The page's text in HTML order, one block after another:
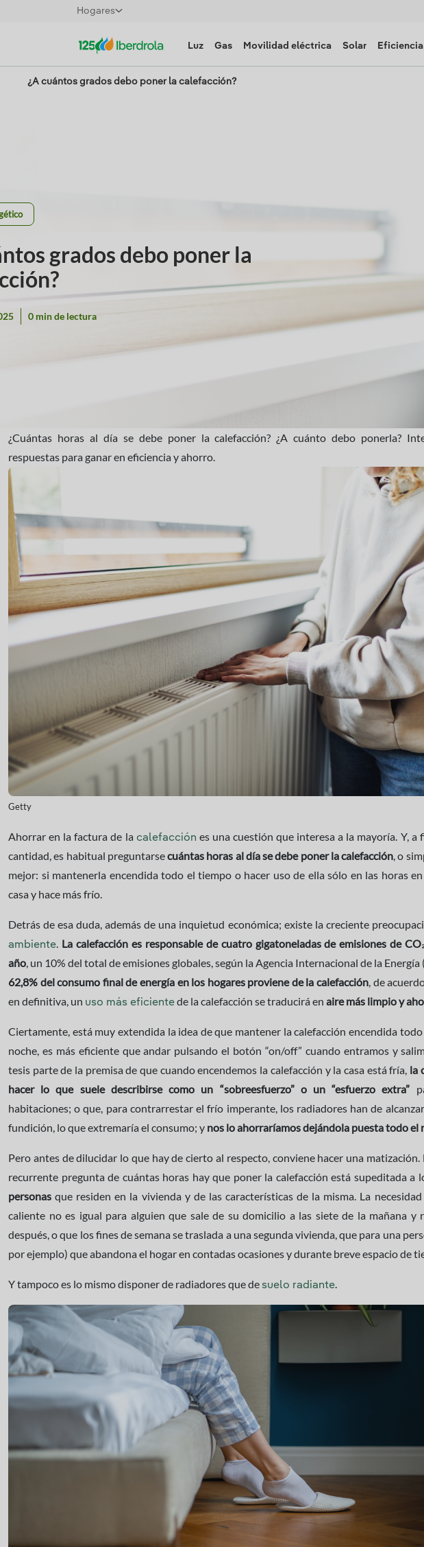
Hogares
Luz Gas Movilidad eléctrica Solar
¿A cuántos grados debo poner la calefacción?
grados debo poner la
0 min de lectura
¿Cuántas horas al día se debe poner la calefacción? ¿A cuánto debo ponerla?
respuestas para ganar en eficiencia y ahorro.
Getty
Ahorrar en la factura de la calefacción es una cuestión que interesa a la mayoría. Y, a
cantidad, es habitual preguntarsecuántas horas al día se debe poner la calefacción, o
mejor: si mantenerla encendida todo el tiempo o hacer uso de ella sólo en las horas
casa y hace más frío.
Detrás de esa duda, además de una inquietud económica; existe la creciente
ambiente. La calefacción es responsable de cuatro gigatoneladas de emisiones de
año, un 10% del total de emisiones globales, según la Agencia Internacional de la Energía
62,8% del consumo final de energía en los hogares proviene de la calefacción, de
en definitiva, un uso más eficientede la calefacción se traducirá en aire más limpio y
Ciertamente, está muy extendida la idea de que mantener la calefacción encendida
noche, es más eficiente que andar pulsando el botón “on/off” cuando entramos y
tesis parte de la premisa de que cuando encendemos la calefacción y la casa está fría, la
hacer lo que suele describirse como un “sobreesfuerzo” o un “esfuerzo extra”
habitaciones; o que, para contrarrestar el frío imperante, los radiadores han de
fundición, lo que extremaría el consumo; y nos lo ahorraríamos dejándola puesta todo el
Pero antes de dilucidar lo que hay de cierto al respecto, conviene hacer una matización.
recurrente pregunta de cuántas horas hay que poner la calefacción está supeditada a
personas que residen en la vivienda y de las características de la misma. La
caliente no es igual para alguien que sale de su domicilio a las siete de la mañana y
después, o que los fines de semana se traslada a una segunda vivienda, que para una
por ejemplo) que abandona el hogar en contadas ocasiones y durante breve espacio de
Y tampoco es lo mismo disponer de radiadores que de suelo radiante.